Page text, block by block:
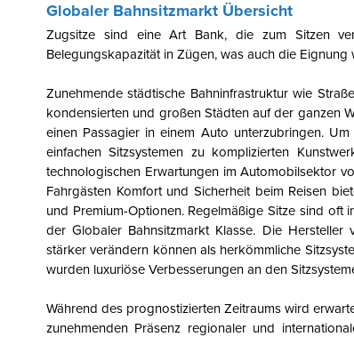
Globaler Bahnsitzmarkt Übersicht
Zugsitze sind eine Art Bank, die zum Sitzen
Belegungskapazität in Zügen, was auch die
Zunehmende städtische Bahninfrastruktur wie
kondensierten und großen Städten auf der ganzen
einen Passagier in einem Auto unterzubringen.
einfachen Sitzsystemen zu komplizierten
technologischen Erwartungen im Automobilsektor
Fahrgästen Komfort und Sicherheit beim Reisen
und Premium-Optionen. Regelmäßige Sitze sind
derGlobaler BahnsitzmarktKlasse. Die Hersteller
stärker verändern können als herkömmliche
wurden luxuriöse Verbesserungen an den
Während des prognostizierten Zeitraums wird
zunehmenden Präsenz regionaler und